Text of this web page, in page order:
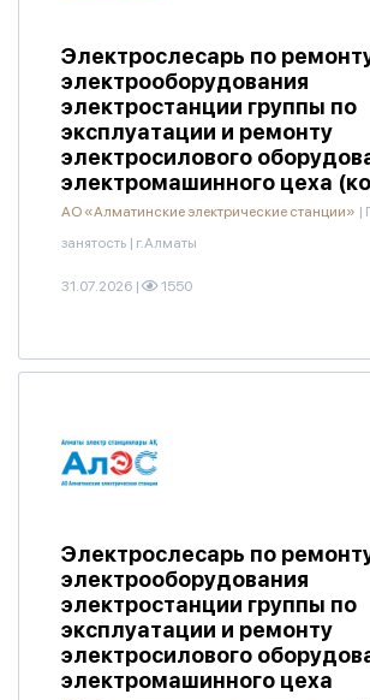
Электрослесарь по
электрооборудования
электростанции группы по
эксплуатации и ремонту
электросилового
электромашинного цеха
АО «Алматинские электрические станции» |
занятость | г.Алматы
31.07.2026 | 1550
Электрослесарь по
электрооборудования
электростанции группы по
эксплуатации и ремонту
электросилового
электромашинного цеха